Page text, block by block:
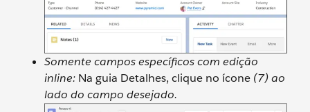
Somente campos específicos com edição
inline: Na guia Detalhes, clique no ícone (7) ao
lado do campo desejado.